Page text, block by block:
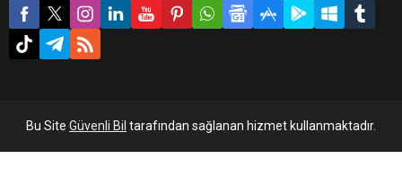
Bu Site Güvenli Bil tarafından sağlanan hizmet kullanmaktadır.